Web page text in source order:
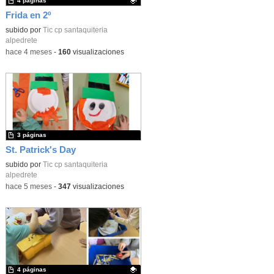
Frida en 2º
Contenido educativo.
subido por Tic cp santaquiteria
alpedrete
-hace 4 meses- 160visualizaciones
St. Patrick's Day
subido por Tic cp santaquiteria
alpedrete
3 páginas
-hace 5 meses- 347 visualizaciones
4 páginas